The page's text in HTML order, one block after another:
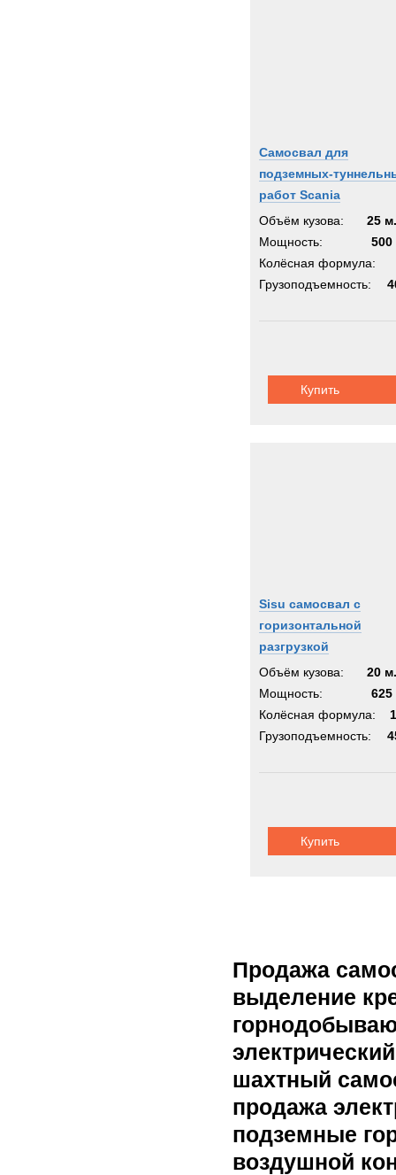
Самосвал для
подземных-
работ Scania
Объём кузова:
25
Мощность:
500
Колёсная формула:
Грузоподъемность:
Купить
Sisu самосвал с
горизонтальной
разгрузкой
Объём кузова:
20
Мощность:
625
Колёсная формула:
Грузоподъемность:
Купить
Продажа
выделение
шахтный
продажа
подземные
воздушной